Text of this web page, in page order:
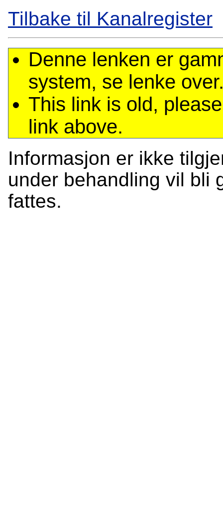
Tilbake til Kanalregister
Denne lenken er
system, se lenke
This link is old,
link above.
Informasjon er ikke
under behandling vil bli
fattes.